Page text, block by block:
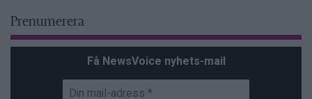
Prenumerera
Få NewsVoice nyhets-mail